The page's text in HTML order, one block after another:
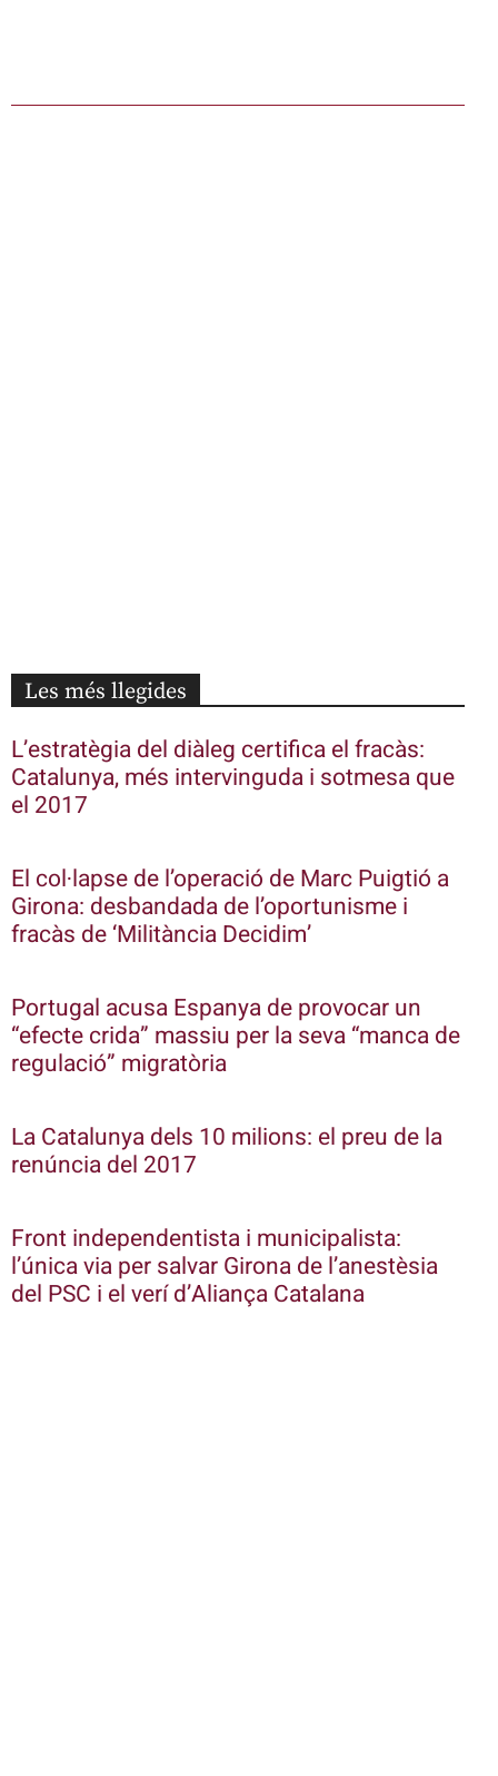
Les més llegides
L’estratègia del diàleg certifica el fracàs:
Catalunya, més intervinguda i sotmesa que
el 2017
El col·lapse de l’operació de Marc Puigtió a
Girona: desbandada de l’oportunisme i
fracàs de ‘Militància Decidim’
Portugal acusa Espanya de provocar un
“efecte crida” massiu per la seva “manca de
regulació” migratòria
La Catalunya dels 10 milions: el preu de la
renúncia del 2017
Front independentista i municipalista:
l’única via per salvar Girona de l’anestèsia
del PSC i el verí d’Aliança Catalana